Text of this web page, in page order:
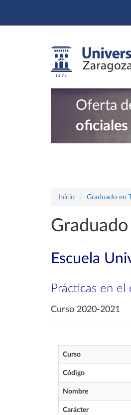
Oferta
oficiales
Inicio Graduado en
Escuela
Prácticas en el
Curso 2020-2021
Curso
Código
Nombre
Carácter